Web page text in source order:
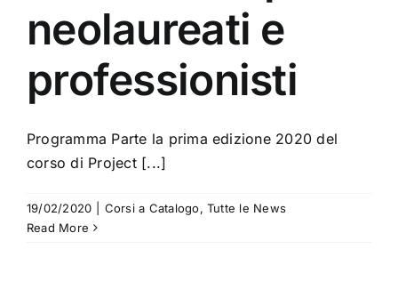
neolaureati e
professionisti
Programma Parte la prima edizione 2020 del
corso di Project [...]
19/02/2020 Corsi a Catalogo, Tutte le News
Read More